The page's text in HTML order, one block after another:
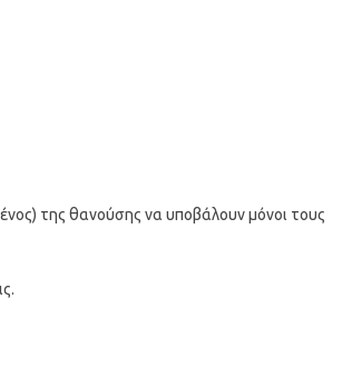
της θανούσης να υποβάλουν μόνοι τους